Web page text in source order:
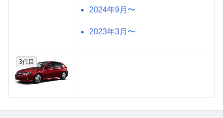
2024年9月〜
2023年3月〜
3代目